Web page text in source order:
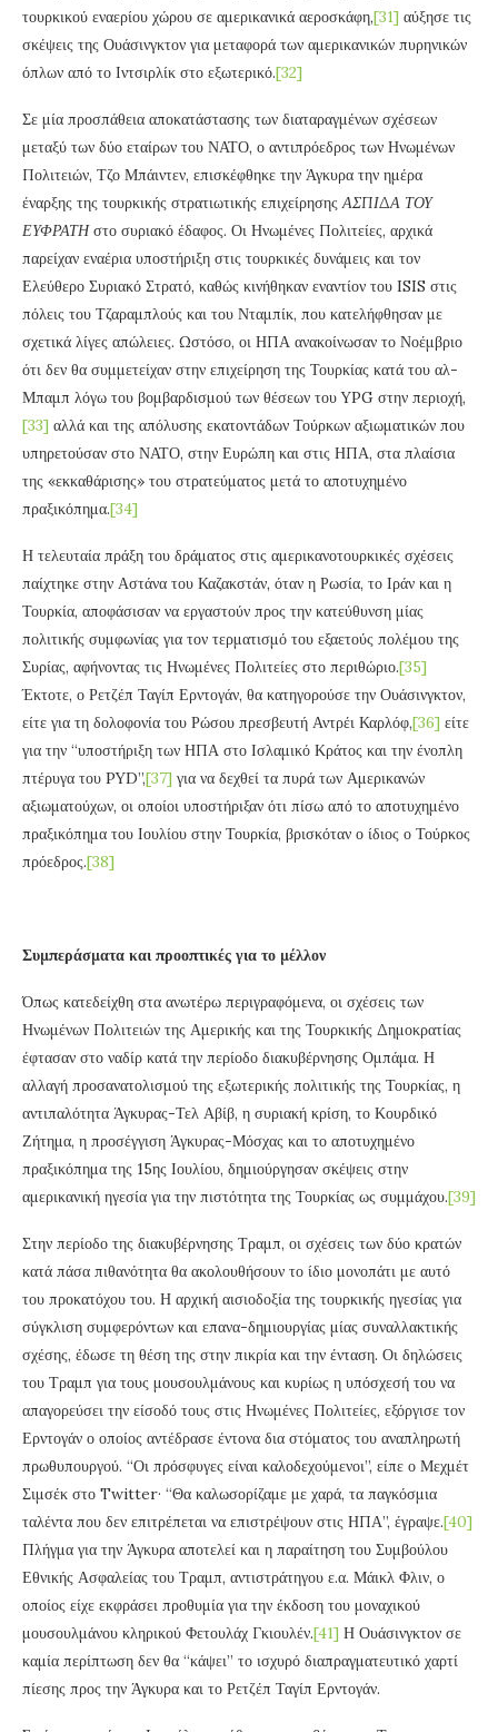
τουρκικού εναερίου χώρου σε αμερικανικά αεροσκάφη,[31] αύξησε τις
σκέψεις της Ουάσινγκτον για μεταφορά των αμερικανικών πυρηνικών
όπλων από το Ιντσιρλίκ στο εξωτερικό.[32]
Σε μία προσπάθεια αποκατάστασης των διαταραγμένων σχέσεων
μεταξύ των δύο εταίρων του ΝΑΤΟ, ο αντιπρόεδρος των Ηνωμένων
Πολιτειών, Τζο Μπάιντεν, επισκέφθηκε την Άγκυρα την ημέρα
έναρξης της τουρκικής στρατιωτικής επιχείρησηςΑΣΠΙΔΑ ΤΟΥ
ΕΥΦΡΑΤΗστο συριακό έδαφος. Οι Ηνωμένες Πολιτείες, αρχικά
παρείχαν εναέρια υποστήριξη στις τουρκικές δυνάμεις και τον
Ελεύθερο Συριακό Στρατό, καθώς κινήθηκαν εναντίον του ISIS στις
πόλεις του Τζαραμπλούς και του Νταμπίκ, που κατελήφθησαν με
σχετικά λίγες απώλειες. Ωστόσο, οι ΗΠΑ ανακοίνωσαν το Νοέμβριο
ότι δεν θα συμμετείχαν στην επιχείρηση της Τουρκίας κατά του αλ-
Μπαμπ λόγω του βομβαρδισμού των θέσεων του YPG στην περιοχή,
[33] αλλά και της απόλυσης εκατοντάδων Τούρκων αξιωματικών που
υπηρετούσαν στο ΝΑΤΟ, στην Ευρώπη και στις ΗΠΑ, στα πλαίσια
της «εκκαθάρισης» του στρατεύματος μετά το αποτυχημένο
πραξικόπημα.[34]
Η τελευταία πράξη του δράματος στις αμερικανοτουρκικές σχέσεις
παίχτηκε στην Αστάνα του Καζακστάν, όταν η Ρωσία, το Ιράν και η
Τουρκία, αποφάσισαν να εργαστούν προς την κατεύθυνση μίας
πολιτικής συμφωνίας για τον τερματισμό του εξαετούς πολέμου της
Συρίας, αφήνοντας τις Ηνωμένες Πολιτείες στο περιθώριο.[35]
Έκτοτε, ο Ρετζέπ Ταγίπ Ερντογάν, θα κατηγορούσε την Ουάσινγκτον,
είτε για τη δολοφονία του Ρώσου πρεσβευτή Αντρέι Καρλόφ,[36] είτε
για την “υποστήριξη των ΗΠΑ στο Ισλαμικό Κράτος και την ένοπλη
πτέρυγα του PYD”,[37] για να δεχθεί τα πυρά των Αμερικανών
αξιωματούχων, οι οποίοι υποστήριξαν ότι πίσω από το αποτυχημένο
πραξικόπημα του Ιουλίου στην Τουρκία, βρισκόταν ο ίδιος ο Τούρκος
πρόεδρος.[38]
Συμπεράσματα και προοπτικές για το μέλλον
Όπως κατεδείχθη στα ανωτέρω περιγραφόμενα, οι σχέσεις των
Ηνωμένων Πολιτειών της Αμερικής και της Τουρκικής Δημοκρατίας
έφτασαν στο ναδίρ κατά την περίοδο διακυβέρνησης Ομπάμα. Η
αλλαγή προσανατολισμού της εξωτερικής πολιτικής της Τουρκίας, η
αντιπαλότητα Άγκυρας-Τελ Αβίβ, η συριακή κρίση, το Κουρδικό
Ζήτημα, η προσέγγιση Άγκυρας-Μόσχας και το αποτυχημένο
πραξικόπημα της 15ης Ιουλίου, δημιούργησαν σκέψεις στην
αμερικανική ηγεσία για την πιστότητα της Τουρκίας ως συμμάχου.[39]
Στην περίοδο της διακυβέρνησης Τραμπ, οι σχέσεις των δύο κρατών
κατά πάσα πιθανότητα θα ακολουθήσουν το ίδιο μονοπάτι με αυτό
του προκατόχου του. Η αρχική αισιοδοξία της τουρκικής ηγεσίας για
σύγκλιση συμφερόντων και επανα-δημιουργίας μίας συναλλακτικής
σχέσης, έδωσε τη θέση της στην πικρία και την ένταση. Οι δηλώσεις
του Τραμπ για τους μουσουλμάνους και κυρίως η υπόσχεσή του να
απαγορεύσει την είσοδό τους στις Ηνωμένες Πολιτείες, εξόργισε τον
Ερντογάν ο οποίος αντέδρασε έντονα δια στόματος του αναπληρωτή
πρωθυπουργού. “Οι πρόσφυγες είναι καλοδεχούμενοι”, είπε ο Μεχμέτ
Σιμσέκ στο Twitter· “Θα καλωσορίζαμε με χαρά, τα παγκόσμια
ταλέντα που δεν επιτρέπεται να επιστρέψουν στις ΗΠΑ”, έγραψε.[40]
Πλήγμα για την Άγκυρα αποτελεί και η παραίτηση του Συμβούλου
Εθνικής Ασφαλείας του Τραμπ, αντιστράτηγου ε.α. Μάικλ Φλιν, ο
οποίος είχε εκφράσει προθυμία για την έκδοση του μοναχικού
μουσουλμάνου κληρικού Φετουλάχ Γκιουλέν.[41] Η Ουάσινγκτον σε
καμία περίπτωση δεν θα “κάψει” το ισχυρό διαπραγματευτικό χαρτί
πίεσης προς την Άγκυρα και το Ρετζέπ Ταγίπ Ερντογάν.